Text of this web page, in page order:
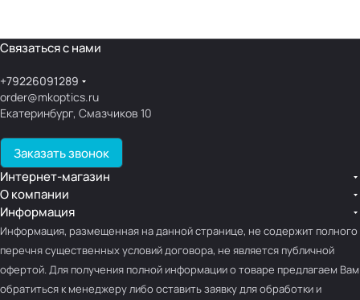
Связаться с нами
+79226091289
order@mkoptics.ru
Екатеринбург, Смазчиков 10
Заказать звонок
Интернет-магазин
О компании
Информация
Информация, размещенная на данной странице, не содержит полного
перечня существенных условий договора, не является публичной
офертой. Для получения полной информации о товаре предлагаем Вам
обратиться к менеджеру либо оставить заявку для обработки и